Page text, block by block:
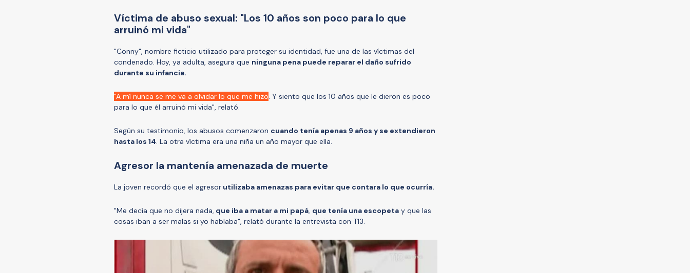
Víctima de abuso sexual: "Los 10 años son poco para lo que
arruinó mi vida"
"Conny", nombre ficticio utilizado para proteger su identidad, fue una de las víctimas del
condenado. Hoy, ya adulta, asegura que ninguna pena puede reparar el daño sufrido
durante su infancia.
"A mí nunca se me va a olvidar lo que me hizo. Y siento que los 10 años que le dieron es poco
para lo que él arruinó mi vida", relató.
Según su testimonio, los abusos comenzaron cuando tenía apenas 9 años y se extendieron
hasta los 14. La otra víctima era una niña un año mayor que ella.
Agresor la mantenía amenazada de muerte
La joven recordó que el agresor utilizaba amenazas para evitar que contara lo que ocurría.
"Me decía que no dijera nada, que iba a matar a mi papá, que tenía una escopeta y que las
cosas iban a ser malas si yo hablaba", relató durante la entrevista con T13.